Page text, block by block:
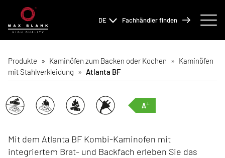
DE Fachhändler finden
Produkte » Kaminöfen zum Backen oder Kochen » Kaminöfen
mit Stahlverkleidung » Atlanta BF
A+
Mit dem Atlanta BF Kombi-Kaminofen mit
integriertem Brat- und Backfach erleben Sie das